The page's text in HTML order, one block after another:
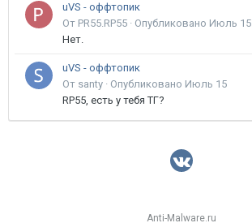
uVS - оффтопик
От PR55.RP55 · Опубликовано Июль 15
Нет.
uVS - оффтопик
От santy · Опубликовано Июль 15
RP55, есть у тебя ТГ?
Anti-Malware.ru